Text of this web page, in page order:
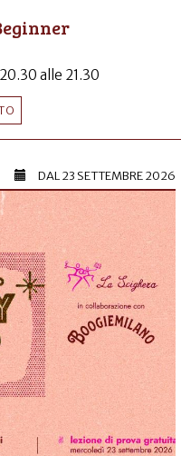
alle 21.30
DAL23 SETTEMBRE 2026